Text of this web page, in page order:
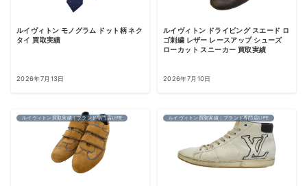
ルイヴィトン モノグラム ドット柄 ネク
タイ 買取実績
2026年7月13日
ルイヴィトン ドライビング スエード ロ
ゴ刺繍 レザー レースアップ シューズ
ローカット スニーカー 買取実績
2026年7月10日
ルイヴィトン買取実績｜ブランド専門店LIFE ルイヴィトン買取実績｜ブランド専門店LIFE